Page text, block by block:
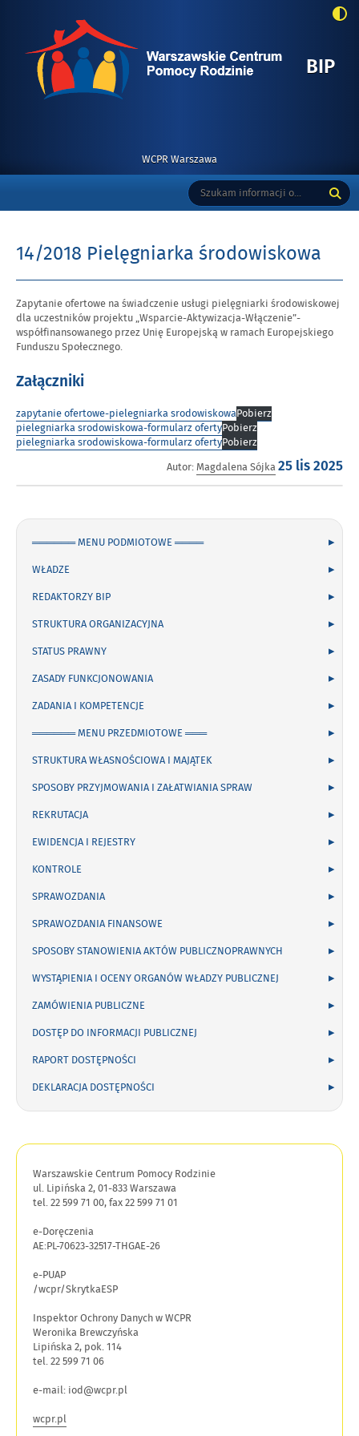
BIP-
WCPR Warszawa
Wyszukiwarka
Tutaj
wpisz
szukaną
14/2018 Pielęgniarka środowiskowa
Zapytanie ofertowe na świadczenie usługi pielęgniarki środowiskowej
dla uczestników projektu „Wsparcie-Aktywizacja-Włączenie”-
współfinansowanego przez Unię Europejską w ramach Europejskiego
Funduszu Społecznego.
Załączniki
zapytanie ofertowe-pielegniarka srodowiskowaPobierz
pielegniarka srodowiskowa-formularz ofertyPobierz
pielegniarka srodowiskowa-formularz ofertyPobierz
Autor:Magdalena SójkaOpublikowano
25 lis 2025
a
══════ MENU PODMIOTOWE ════
WŁADZE
REDAKTORZY BIP
STRUKTURA ORGANIZACYJNA
STATUS PRAWNY
ZASADY FUNKCJONOWANIA
ZADANIA I KOMPETENCJE
══════ MENU PRZEDMIOTOWE ═══
STRUKTURA WŁASNOŚCIOWA I MAJĄTEK
SPOSOBY PRZYJMOWANIA I ZAŁATWIANIA SPRAW
REKRUTACJA
EWIDENCJA I REJESTRY
KONTROLE
SPRAWOZDANIA
SPRAWOZDANIA FINANSOWE
SPOSOBY STANOWIENIA AKTÓW PUBLICZNOPRAWNYCH
WYSTĄPIENIA I OCENY ORGANÓW WŁADZY PUBLICZNEJ
ZAMÓWIENIA PUBLICZNE
DOSTĘP DO INFORMACJI PUBLICZNEJ
RAPORT DOSTĘPNOŚCI
DEKLARACJA DOSTĘPNOŚCI
Warszawskie Centrum Pomocy Rodzinie
ul. Lipińska 2, 01-833 Warszawa
tel. 22 599 71 00, fax 22 599 71 01
e-Doręczenia
AE:PL-70623-32517-THGAE-26
e-PUAP
/wcpr/SkrytkaESP
Inspektor Ochrony Danych w WCPR
Weronika Brewczyńska
Lipińska 2, pok. 114
tel. 22 599 71 06
e-mail: iod@wcpr.pl
wcpr.pl